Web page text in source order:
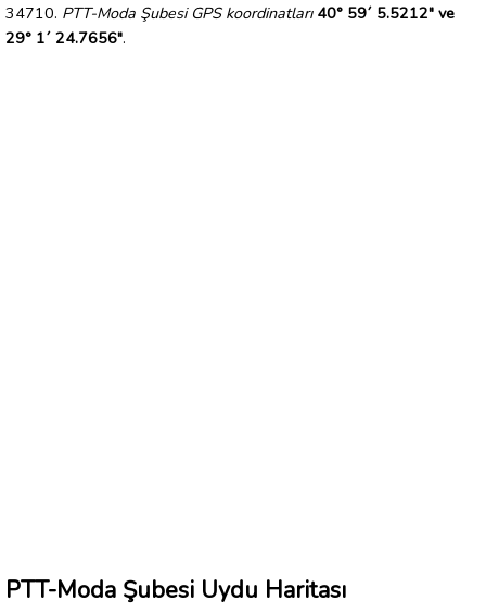
34710. PTT-Moda Şubesi GPS koordinatları 40° 59´ 5.5212" ve
29° 1´ 24.7656".
PTT-Moda Şubesi Uydu Haritası